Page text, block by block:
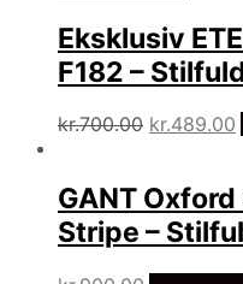
Eksklusiv
F182 –
kr.700.00 Den
var:
kr.700.00.
kr.489.00
GANT
Stripe –